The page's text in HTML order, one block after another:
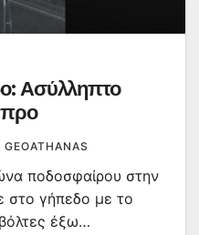
Ασύλληπτο
GEOATHANAS
ποδοσφαίρου στην
στο γήπεδο με το
έξω…